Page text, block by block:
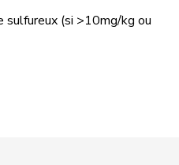
sulfureux (si >10mg/kg ou